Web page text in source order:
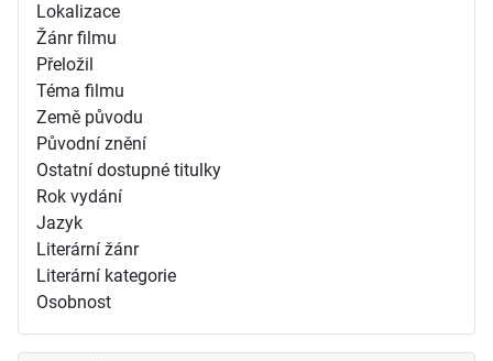
Lokalizace
Žánr filmu
Přeložil
Téma filmu
Země původu
Původní znění
Ostatní dostupné titulky
Rok vydání
Jazyk
Literární žánr
Literární kategorie
Osobnost